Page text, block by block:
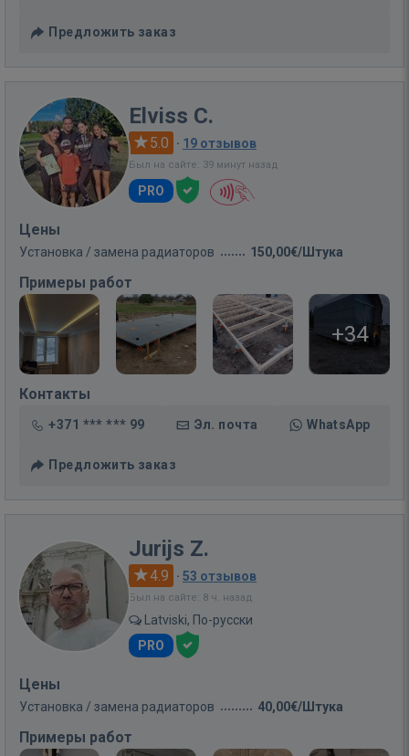
Предложить заказ
Elviss C.
5.0 · 19 отзывов
Был на сайте: 39 минут назад
PRO
Цены
Установка / замена радиаторов 150,00€/Штука
Примеры работ
+34
Контакты
+371 *** *** 99 Эл. почта WhatsApp
Предложить заказ
Jurijs Z.
4.9 · 53 отзывов
Был на сайте: 8 ч. назад
Latviski, По-русски
PRO
Цены
Установка / замена радиаторов 40,00€/Штука
Примеры работ